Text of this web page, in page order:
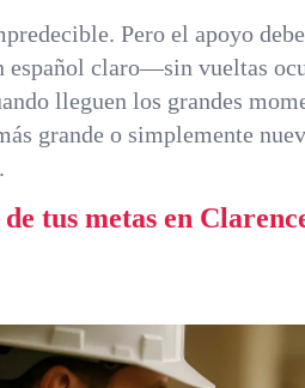
Pero el apoyo
español claro—sin vueltas
lleguen los grandes
grande o simplemente
tus metas en